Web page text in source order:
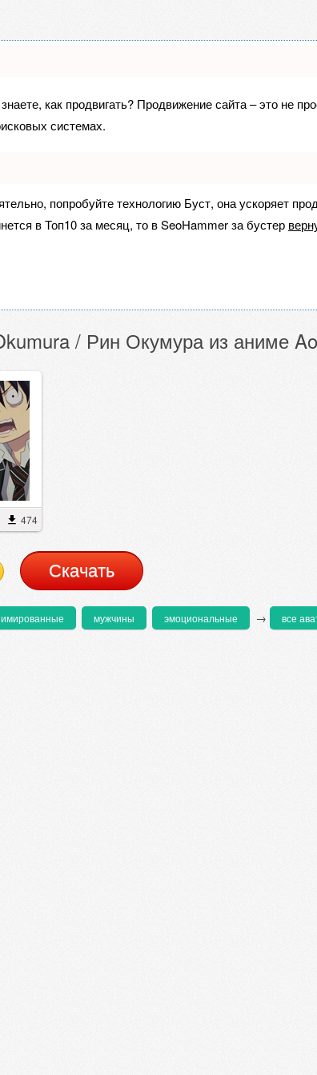
как продвигать? Продвижение сайта – это не
системах.
попробуйте технологию Буст, она ускоряет
в Топ10 за месяц, то вSeoHammerза бустер
/ Рин Окумура из аниме
474
Cкачать
мужчины эмоциональные → все